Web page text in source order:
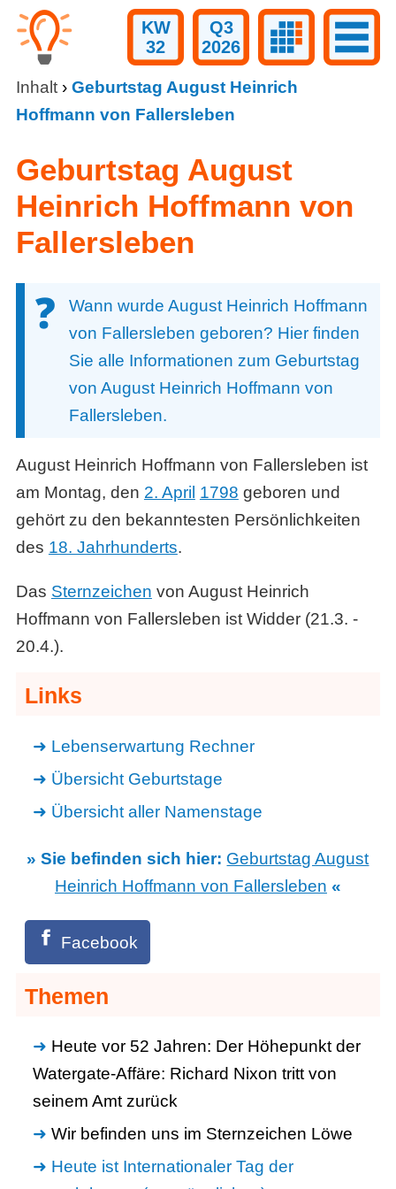
KW
32
Q3
2026
Inhalt› Geburtstag August Heinrich
Hoffmann von Fallersleben
Geburtstag August
Heinrich Hoffmann von
Fallersleben
Wann wurde August Heinrich Hoffmann
von Fallersleben geboren? Hier finden
Sie alle Informationen zum Geburtstag
von August Heinrich Hoffmann von
Fallersleben.
August Heinrich Hoffmann von Fallersleben ist
am Montag, den 2. April 1798 geboren und
gehört zu den bekanntesten Persönlichkeiten
des 18. Jahrhunderts.
Das Sternzeichen von August Heinrich
Hoffmann von Fallersleben ist Widder (21.3. -
20.4.).
Links
Lebenserwartung Rechner
Übersicht Geburtstage
Übersicht aller Namenstage
» Sie befinden sich hier: Geburtstag August
Heinrich Hoffmann von Fallersleben «
Facebook
Themen
Heute vor 52 Jahren: Der Höhepunkt der
Watergate-Affäre: Richard Nixon tritt von
seinem Amt zurück
Wir befinden uns im Sternzeichen Löwe
Heute ist Internationaler Tag der